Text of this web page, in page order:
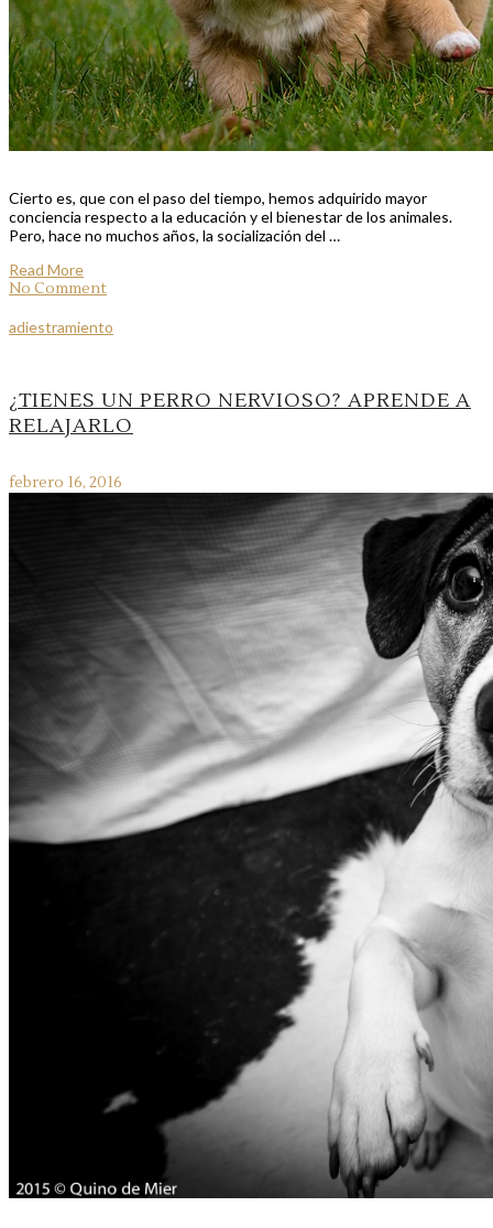
Cierto es, que con el paso del tiempo, hemos adquirido mayor
conciencia respecto a la educación y el bienestar de los animales.
Pero, hace no muchos años, la socialización del …
Read More
No Comment
adiestramiento
¿TIENES UN PERRO NERVIOSO? APRENDE A
RELAJARLO
febrero 16, 2016